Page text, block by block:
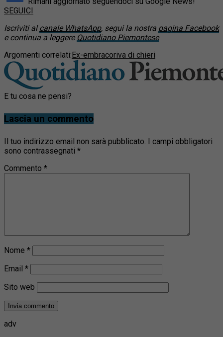
SEGUICI
Iscriviti alcanale WhatsApp, segui la nostra pagina Facebook
e continua a leggere Quotidiano Piemontese
Argomenti correlati:Ex-embracoriva di chieri
E tu cosa ne pensi?
Lascia un commento
Il tuo indirizzo email non sarà pubblicato. I campi obbligatori
sono contrassegnati *
Commento *
Nome *
Email *
Sito web
adv